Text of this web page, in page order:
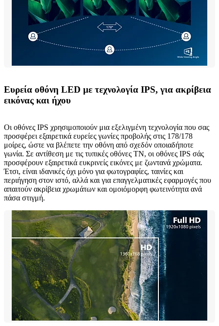
Ευρεία οθόνη LED με τεχνολογία IPS, για ακρίβεια
εικόνας και ήχου
Οι οθόνες IPS χρησιμοποιούν μια εξελιγμένη τεχνολογία που σας
προσφέρει εξαιρετικά ευρείες γωνίες προβολής στις 178/178
μοίρες, ώστε να βλέπετε την οθόνη από σχεδόν οποιαδήποτε
γωνία. Σε αντίθεση με τις τυπικές οθόνες TN, οι οθόνες IPS σάς
προσφέρουν εξαιρετικά ευκρινείς εικόνες με ζωντανά χρώματα.
Έτσι, είναι ιδανικές όχι μόνο για φωτογραφίες, ταινίες και
περιήγηση στον ιστό, αλλά και για επαγγελματικές εφαρμογές που
απαιτούν ακρίβεια χρωμάτων και ομοιόμορφη φωτεινότητα ανά
πάσα στιγμή.